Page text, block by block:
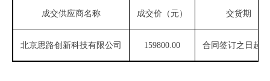
成交供应商名称 成交价（元） 交货期
北京思路创新科技有限公司 159800.00 合同签订之日起